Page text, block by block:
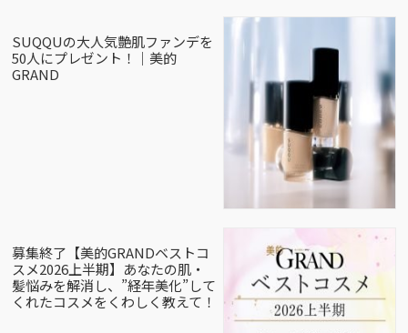
SUQQUの大人気艶肌ファンデを
50人にプレゼント！｜美的
GRAND
募集終了【美的GRANDベストコ
スメ2026上半期】あなたの肌・
髪悩みを解消し、”経年美化”して
くれたコスメをくわしく教えて！